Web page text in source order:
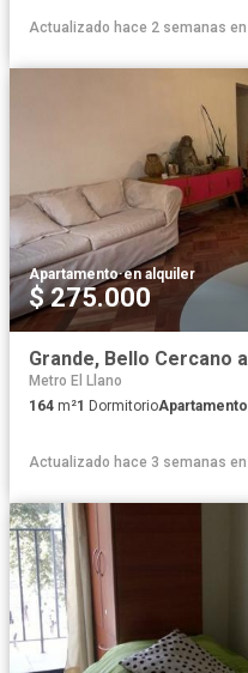
Actualizado hace 2 semanas en
Apartamento·en alquiler
$ 275.000
Metro El Llano
164 m²1 DormitorioApartamento
Actualizado hace 3 semanas en